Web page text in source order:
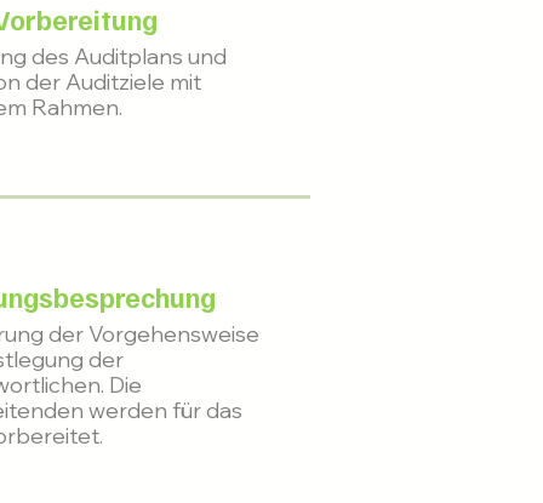
des Auditplans und
der Auditziele mit
Rahmen.
der Vorgehensweise
der
Die
werden für das